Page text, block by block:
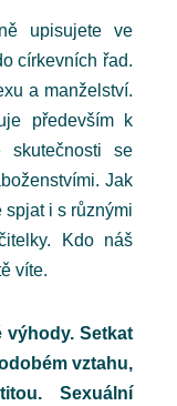
upisujete ve
církevních řad.
a manželství.
především k
skutečnosti se
Jak
i s různými
Kdo náš
víte.
výhody. Setkat
vztahu,
Sexuální